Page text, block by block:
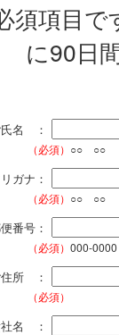
須項目
に90日
名 ：
（必須） ○○ ○○
ガナ：
（必須） ○○ ○○
番号：
（必須） 000-0000
所 ：
（必須）
名 ：